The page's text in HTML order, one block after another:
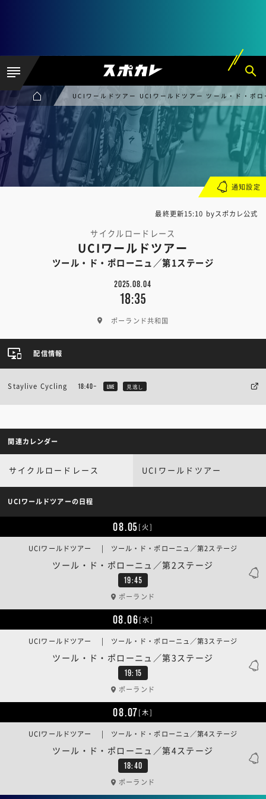
UCIワールドツアー UCIワールドツアー ツール・ド・ポ
最終更新15:10 byスポカレ公式
サイクルロードレース
UCIワールドツアー
ツール・ド・ポローニュ／第1ステージ
2025.08.04
18:35
ポーランド共和国
通知設定
配信情報
Staylive Cycling 18:40~ LIVE 見逃し
関連カレンダー
サイクルロードレース UCIワールドツアー
UCIワールドツアーの日程
08.05[火]
19:45
ツール・ド・ポローニュ／第2ステージ
UCIワールドツアー | ツール・ド・ポローニュ／第2ステージ
ポーランド
08.06[水]
19:15
ツール・ド・ポローニュ／第3ステージ
UCIワールドツアー | ツール・ド・ポローニュ／第3ステージ
ポーランド
08.07[木]
18:40
ツール・ド・ポローニュ／第4ステージ
UCIワールドツアー | ツール・ド・ポローニュ／第4ステージ
ポーランド